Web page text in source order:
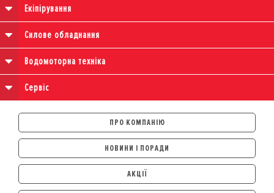
Екіпірування
Силове обладнання
Водомоторна техніка
Сервіс
ПРО КОМПАНІЮ
НОВИНИ І ПОРАДИ
АКЦІЇ